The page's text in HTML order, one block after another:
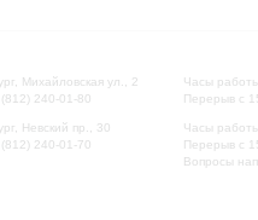
Михайловская ул., 2
240-01-80
Невский пр., 30
240-01-70
Часы
Перерыв с
Часы
Перерыв с
Вопросы